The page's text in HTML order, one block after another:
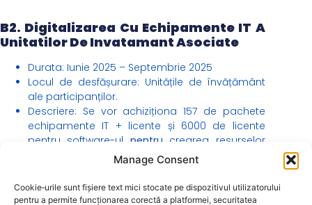
Manage Consent
Cookie‑urile sunt fișiere text mici stocate pe dispozitivul utilizatorului
pentru a permite funcționarea corectă a platformei, securitatea
B2. Digitalizarea Cu Echipamente IT A
Unitatilor De Invatamant Asociate
Durata: Iunie 2025 – Septembrie 2025
Locul de desfășurare: Unitățile de învățământ
ale participanților.
Descriere: Se vor achiziționa 157 de pachete
echipamente IT + licente și 6000 de licente
pentru software-ul pentru crearea resurselor
educaționale deschise pentru fiecare cadru
Rezultate așteptate: Implementarea noilor
metode pedagogice digitale în procesul